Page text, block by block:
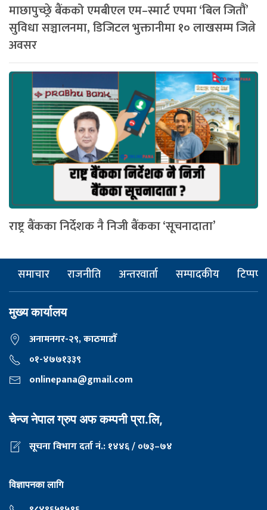
माछापुच्छ्रे बैंकको एमबीएल एम–स्मार्ट एपमा ‘बिल जितौं’
सुविधा सञ्चालनमा, डिजिटल भुक्तानीमा १० लाखसम्म जित्ने
अवसर
राष्ट्र बैंकका निर्देशक नै निजी बैंकका ‘सूचनादाता’
समाचार राजनीति अन्तरवार्ता सम्पादकीय टिप्पणी
मुख्य कार्यालय
अनामनगर-२९, काठमाडाैँ
०१-४७७१३३९
onlinepana@gmail.com
चेन्ज नेपाल ग्रुप अफ कम्पनी प्रा.लि,
सूचना विभाग दर्ता नं.: १४४६ / ०७३–७४
विज्ञापनका लागि